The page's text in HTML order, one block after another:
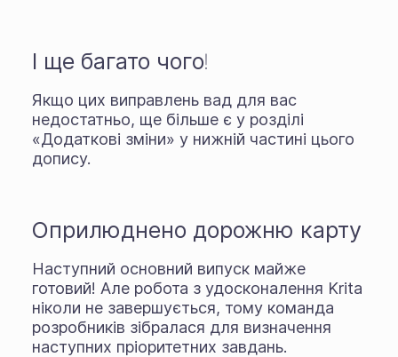
І ще багато чого!
Якщо цих виправлень вад для вас
недостатньо, ще більше є у розділі
«Додаткові зміни» у нижній частині цього
допису.
Оприлюднено дорожню карту
Наступний основний випуск майже
готовий! Але робота з удосконалення Krita
ніколи не завершується, тому команда
розробників зібралася для визначення
наступних пріоритетних завдань.